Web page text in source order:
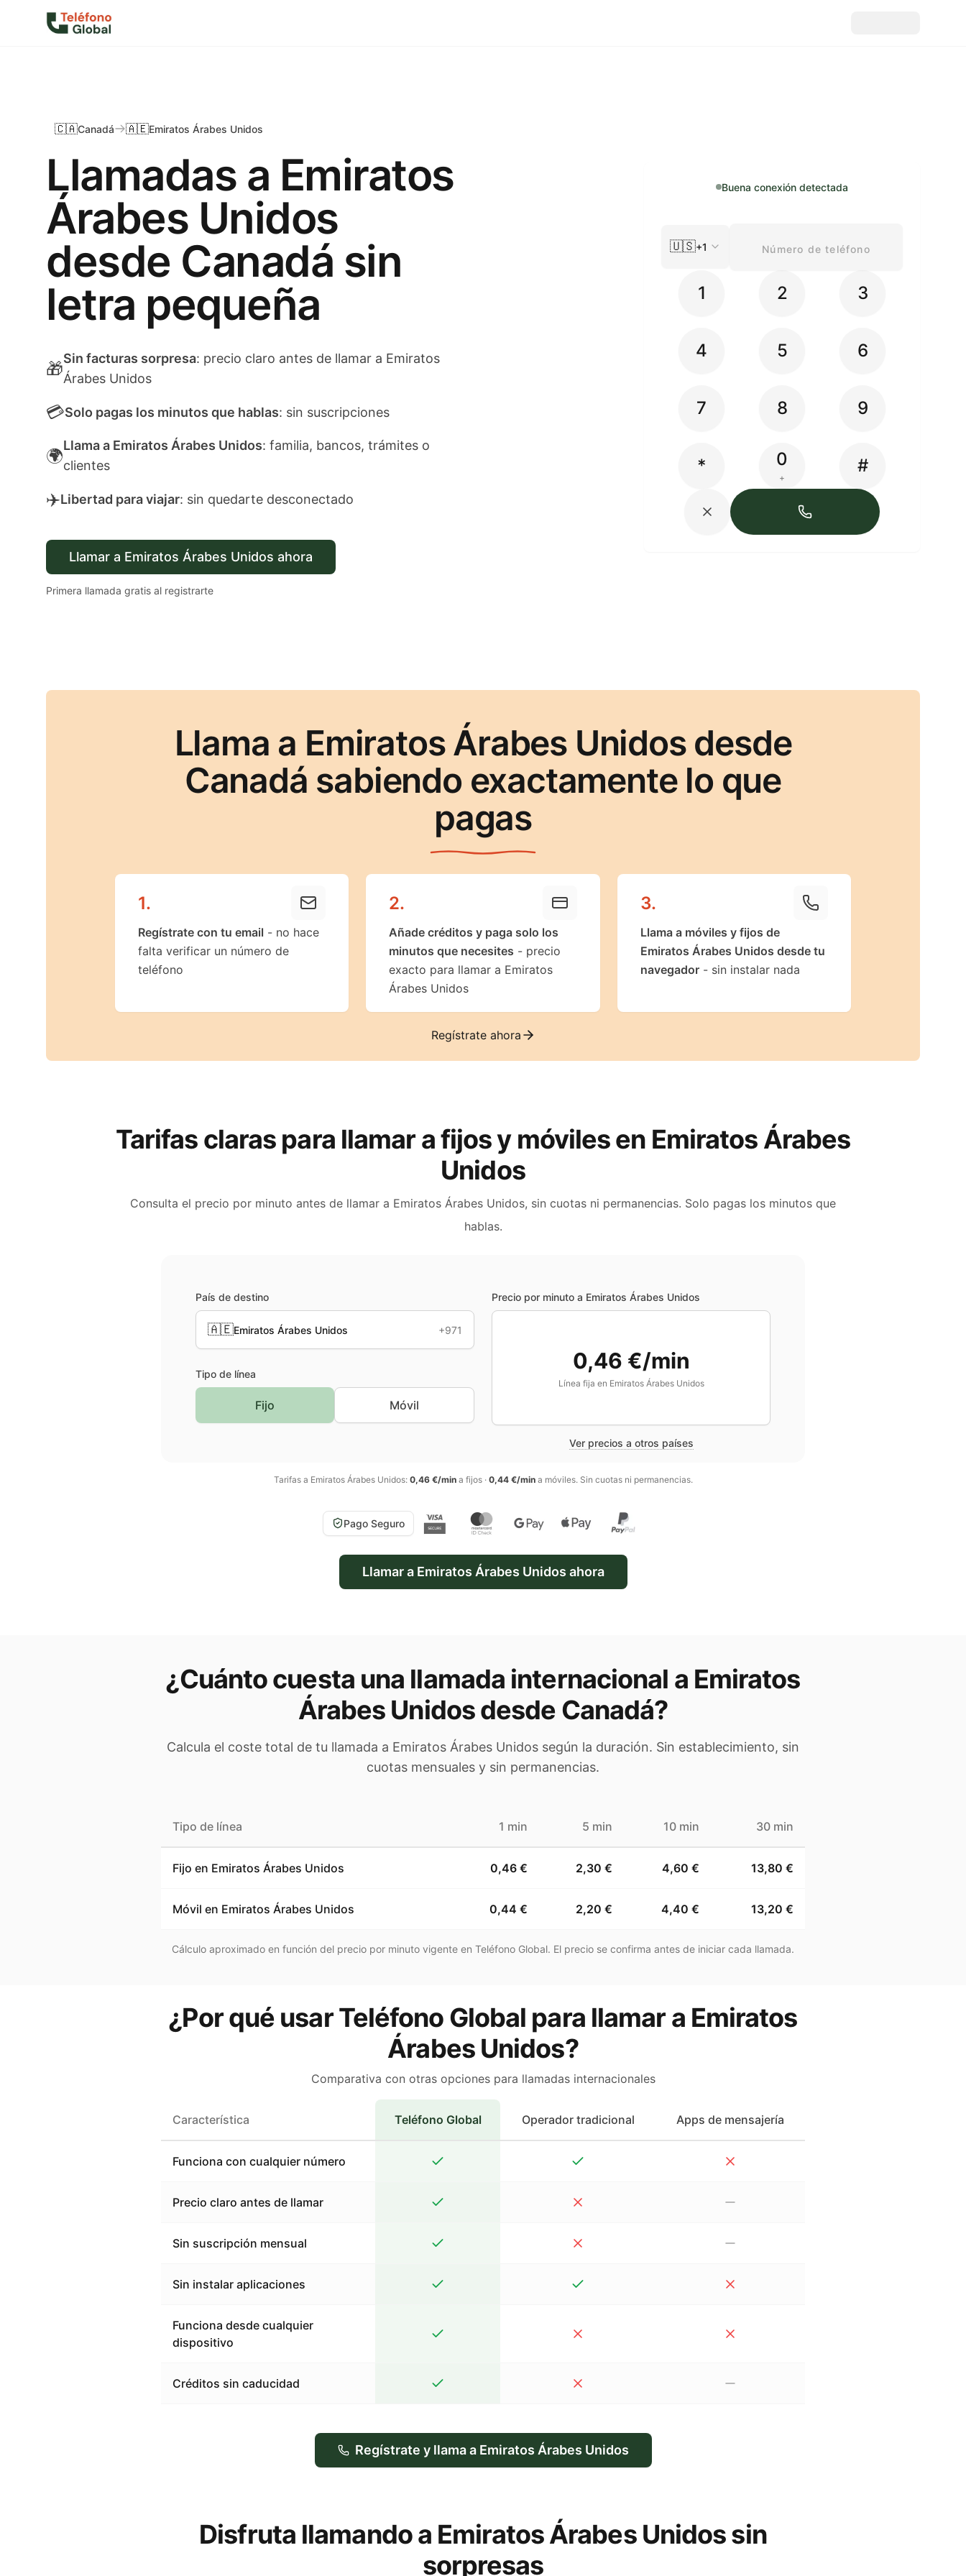
Llamadas a Emiratos
Árabes Unidos
desde Canadá sin
letra pequeña
🇨🇦Canadá 🇦🇪Emiratos Árabes Unidos
🎁Sin facturas sorpresa: precio claro antes de llamar a Emiratos
Árabes Unidos
💳Solo pagas los minutos que hablas: sin suscripciones
🌍Llama a Emiratos Árabes Unidos: familia, bancos, trámites o
clientes
✈️Libertad para viajar: sin quedarte desconectado
Llamar a Emiratos Árabes Unidos ahora
Primera llamada gratis al registrarte
Buena conexión detectada
🇺🇸+1
1 2 3
4 5 6
7 8 9
* 0
+
#
Llama a Emiratos Árabes Unidos desde
Canadá sabiendo exactamente lo que
pagas
1.
Regístrate con tu email - no hace
falta verificar un número de
teléfono
2.
Añade créditos y paga solo los
minutos que necesites - precio
exacto para llamar a Emiratos
Árabes Unidos
3.
Llama a móviles y fijos de
Emiratos Árabes Unidos desde tu
navegador- sin instalar nada
Regístrate ahora
Tarifas claras para llamar a fijos y móviles en Emiratos Árabes
Unidos
Consulta el precio por minuto antes de llamar a Emiratos Árabes Unidos, sin cuotas ni permanencias. Solo pagas los minutos que
hablas.
País de destino
🇦🇪Emiratos Árabes Unidos +971
Tipo de línea
Fijo Móvil
Precio por minuto a Emiratos Árabes Unidos
0,46 €/min
Línea fija en Emiratos Árabes Unidos
Ver precios a otros países
Tarifas a Emiratos Árabes Unidos: 0,46 €/mina fijos· 0,44 €/mina móviles. Sin cuotas ni permanencias.
Pago Seguro
Llamar a Emiratos Árabes Unidos ahora
¿Cuánto cuesta una llamada internacional a Emiratos
Árabes Unidosdesde Canadá?
Calcula el coste total de tu llamada a Emiratos Árabes Unidos según la duración. Sin establecimiento, sin
cuotas mensuales y sin permanencias.
Tipo de línea 1 min 5 min 10 min 30 min
Fijo en Emiratos Árabes Unidos 0,46 € 2,30 € 4,60 € 13,80 €
Móvil en Emiratos Árabes Unidos 0,44 € 2,20 € 4,40 € 13,20 €
Cálculo aproximado en función del precio por minuto vigente en Teléfono Global. El precio se confirma antes de iniciar cada llamada.
¿Por qué usar Teléfono Global para llamar a Emiratos
Árabes Unidos?
Comparativa con otras opciones para llamadas internacionales
Característica Teléfono Global Operador tradicional Apps de mensajería
Funciona con cualquier número
Precio claro antes de llamar
Sin suscripción mensual
Sin instalar aplicaciones
Funciona desde cualquier
dispositivo
Créditos sin caducidad
Regístrate y llama a Emiratos Árabes Unidos
Disfruta llamando a Emiratos Árabes Unidos sin
sorpresas